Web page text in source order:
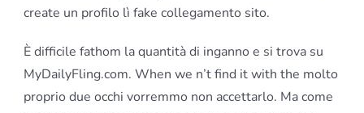
create un profilo lì fake collegamento sito.
È difficile fathom la quantità di inganno e si trova su
MyDailyFling.com. When we n’t find it with the molto
proprio due occhi vorremmo non accettarlo. Ma come